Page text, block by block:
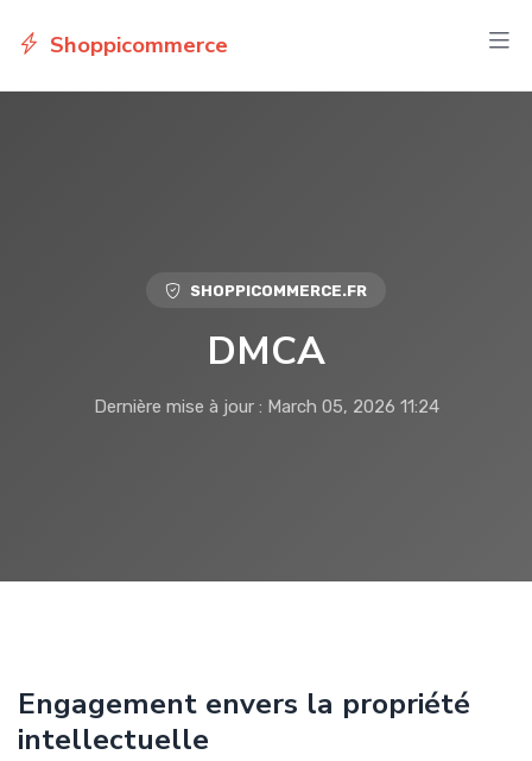
Shoppicommerce
SHOPPICOMMERCE.FR
DMCA
Dernière mise à jour : March 05, 2026 11:24
Engagement envers la propriété
intellectuelle